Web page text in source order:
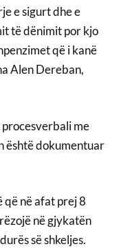
e sigurt dhe e
të dënimit por kjo
që i kanë
Alen Dereban,
me
është dokumentuar
që në afat prej 8
në gjykatën
së shkeljes.